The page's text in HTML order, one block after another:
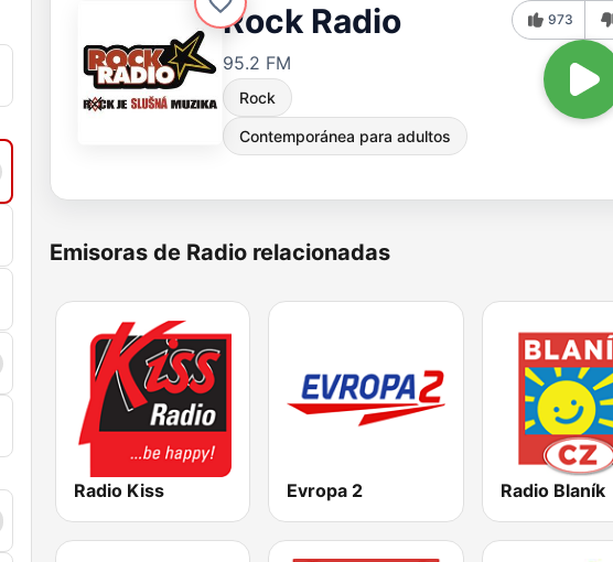
Rock Radio
95.2 FM
Rock
Contemporánea para adultos
973
Emisoras de Radio relacionadas
Radio Kiss Evropa 2 Radio Blaník